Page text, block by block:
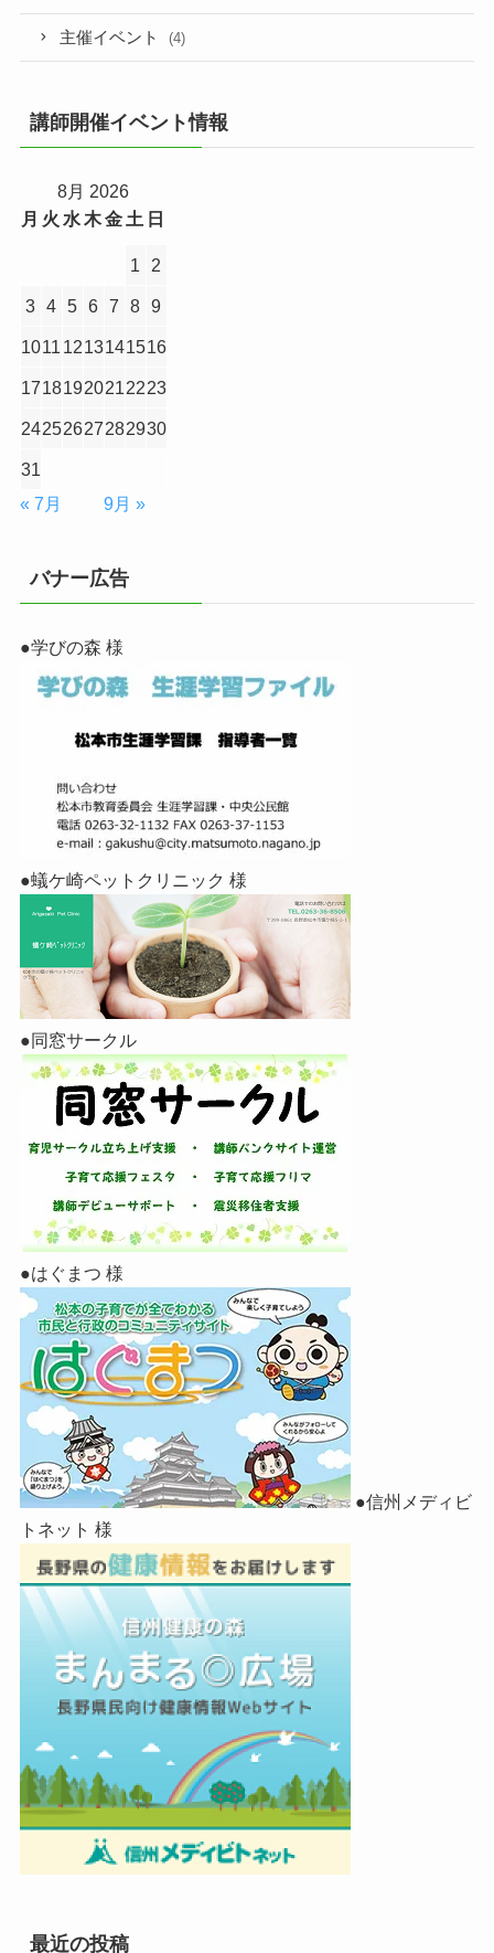
主催イベント (4)
講師開催イベント情報
8月 2026
月 火 水木金 土 日
1 2
3 4 5 6 7 8 9
1011 1213141516
17181920212223
24252627282930
31
« 7月
9月 »
バナー広告
●学びの森 様
●蟻ケ崎ペットクリニック 様
●同窓サークル
●はぐまつ 様
●信州メディビ
トネット 様
最近の投稿